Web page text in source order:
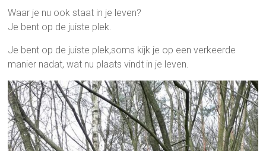
Waar je nu ook staat in je leven?
Je bent op de juiste plek.
Je bent op de juiste plek,soms kijk je op een verkeerde
manier nadat, wat nu plaats vindt in je leven.